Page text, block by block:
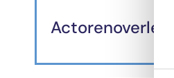
Actorenoverleg